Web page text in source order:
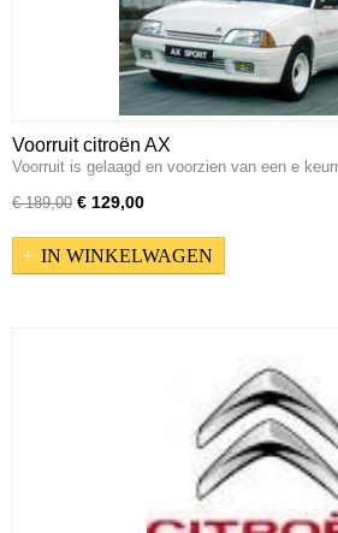
Voorruit citroën AX
Voorruit is gelaagd en voorzien van een e
€ 189,00 € 129,00
IN WINKELWAGEN